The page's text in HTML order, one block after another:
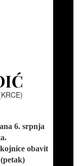
6. srpnja
obavit